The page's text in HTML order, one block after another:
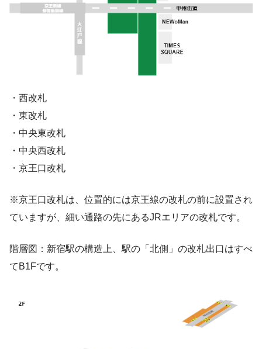
・西改札
・東改札
・中央東改札
・中央西改札
・京王口改札
※京王口改札は、位置的には京王線の改札の前に設置され
ていますが、細い通路の先にあるJRエリアの改札です。
階層図：新宿駅の構造上、駅の「北側」の改札出口はすべ
てB1Fです。